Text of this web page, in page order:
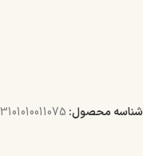
شناسه محصول: 3101010011075